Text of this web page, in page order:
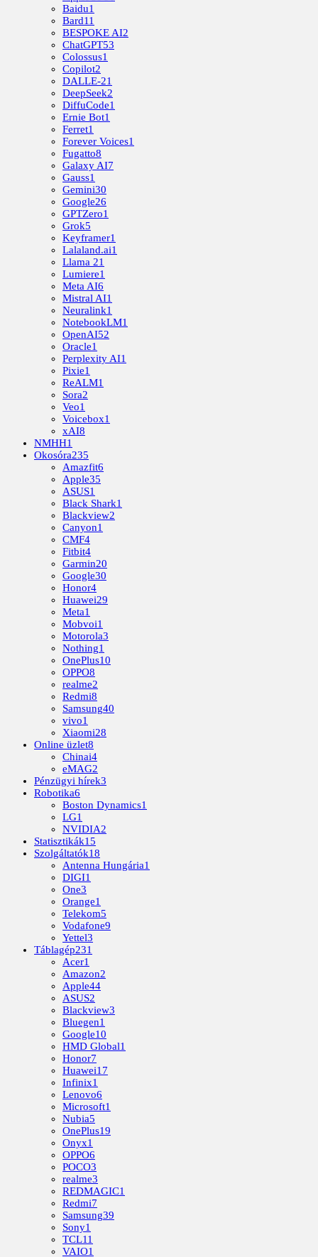
Baidu1
Bard11
BESPOKE AI2
ChatGPT53
Colossus1
Copilot2
DALLE-21
DeepSeek2
DiffuCode1
Ernie Bot1
Ferret1
Forever Voices1
Fugatto8
Galaxy AI7
Gauss1
Gemini30
Google26
GPTZero1
Grok5
Keyframer1
Lalaland.ai1
Llama 21
Lumiere1
Meta AI6
Mistral AI1
Neuralink1
NotebookLM1
OpenAI52
Oracle1
Perplexity AI1
Pixie1
ReALM1
Sora2
Veo1
Voicebox1
xAI8
NMHH1
Okosóra235
Amazfit6
Apple35
ASUS1
Black Shark1
Blackview2
Canyon1
CMF4
Fitbit4
Garmin20
Google30
Honor4
Huawei29
Meta1
Mobvoi1
Motorola3
Nothing1
OnePlus10
OPPO8
realme2
Redmi8
Samsung40
vivo1
Xiaomi28
Online üzlet8
Chinai4
eMAG2
Pénzügyi hírek3
Robotika6
Boston Dynamics1
LG1
NVIDIA2
Statisztikák15
Szolgáltatók18
Antenna Hungária1
DIGI1
One3
Orange1
Telekom5
Vodafone9
Yettel3
Táblagép231
Acer1
Amazon2
Apple44
ASUS2
Blackview3
Bluegen1
Google10
HMD Global1
Honor7
Huawei17
Infinix1
Lenovo6
Microsoft1
Nubia5
OnePlus19
Onyx1
OPPO6
POCO3
realme3
REDMAGIC1
Redmi7
Samsung39
Sony1
TCL11
VAIO1